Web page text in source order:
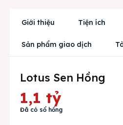
Cho thuê
Thị trường
Giới thiệu Tiện ích
Sản phẩm giao dịch
Lotus Sen Hồng
1,1 tỷ
Đã có sổ hồng